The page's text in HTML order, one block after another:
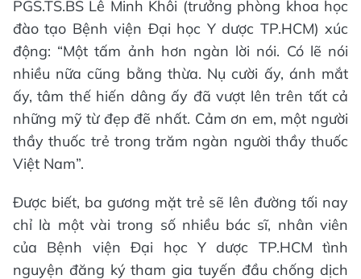
PGS.TS.BS Lê Minh Khôi (trưởng phòng khoa học
đào tạo Bệnh viện Đại học Y dược TP.HCM) xúc
động: “Một tấm ảnh hơn ngàn lời nói. Có lẽ nói
nhiều nữa cũng bằng thừa. Nụ cười ấy, ánh mắt
ấy, tâm thế hiến dâng ấy đã vượt lên trên tất cả
những mỹ từ đẹp đẽ nhất. Cảm ơn em, một người
thầy thuốc trẻ trong trăm ngàn người thầy thuốc
Việt Nam”.
Được biết, ba gương mặt trẻ sẽ lên đường tối nay
chỉ là một vài trong số nhiều bác sĩ, nhân viên
của Bệnh viện Đại học Y dược TP.HCM tình
nguyện đăng ký tham gia tuyến đầu chống dịch